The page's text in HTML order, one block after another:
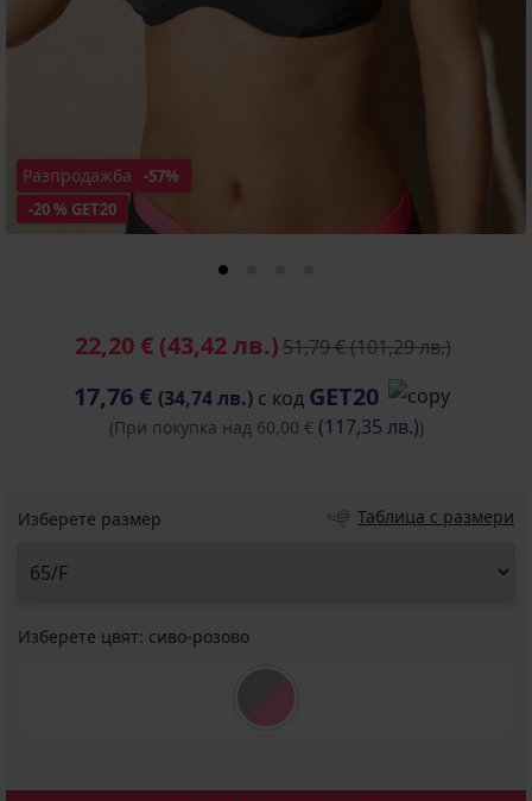
-20 % GET20
Разпродажба -57%
22,20 € (43,42 лв.)51,79 €(101,29 лв.)
17,76 € (34,74 лв.)с код GET20
(При покупка над 60,00 € (117,35 лв.))
Изберете размер Таблица с размери
Изберете цвят: сиво-розово